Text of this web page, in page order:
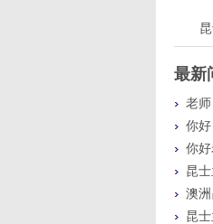
最新
老
你
你
昆
澳
昆